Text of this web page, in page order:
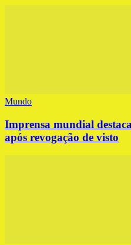
Mundo
Imprensa mundial
após revogação de visto